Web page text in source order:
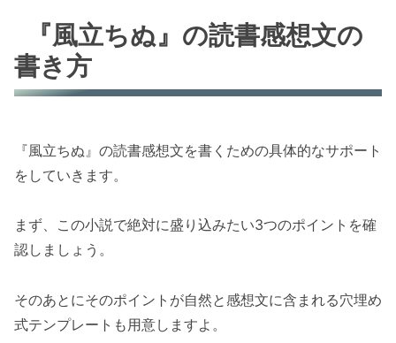
『風立ちぬ』の読書感想文の
書き方
『風立ちぬ』の読書感想文を書くための具体的なサポート
をしていきます。
まず、この小説で絶対に盛り込みたい3つのポイントを確
認しましょう。
そのあとにそのポイントが自然と感想文に含まれる穴埋め
式テンプレートも用意しますよ。